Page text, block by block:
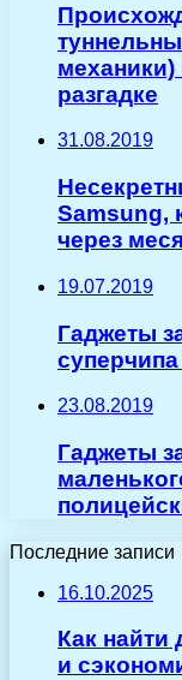
разгадке
31.08.2019
Samsung,
через
19.07.2019
Гаджеты
23.08.2019
Гаджеты
Последние записи
16.10.2025
Как
и